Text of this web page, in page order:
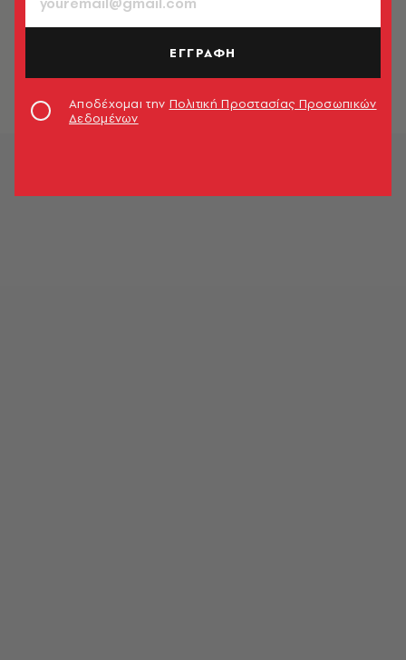
Οι Πανελλήνιες, το Γκρι Βιβλίο
παπαγάλος)
ΕΓΓΡΑΦΗ
Αποδέχομαι την Πολιτική Προστασίας Προσωπικών
Δεδομένων